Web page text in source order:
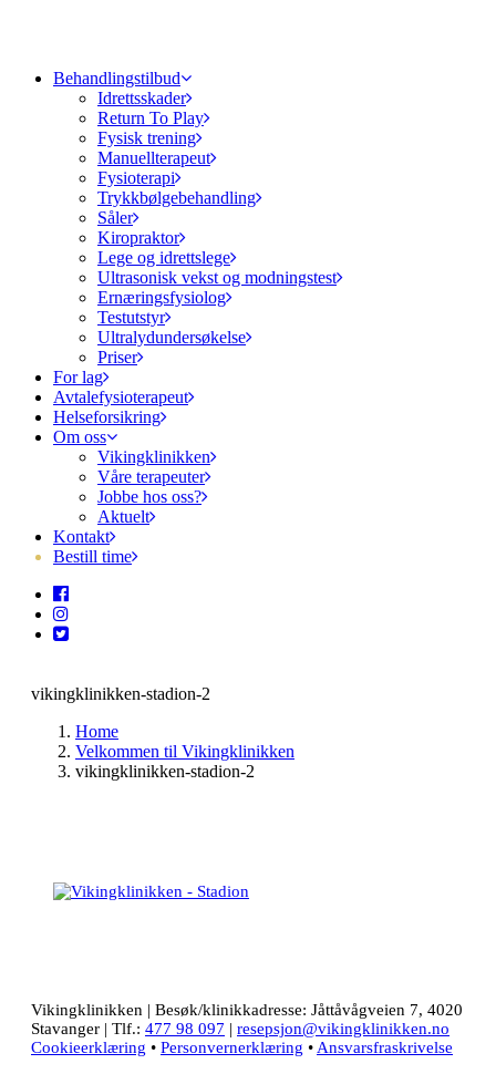
Behandlingstilbud
Idrettsskader
Return To Play
Fysisk trening
Manuellterapeut
Fysioterapi
Trykkbølgebehandling
Såler
Kiropraktor
Lege og idrettslege
Ultrasonisk vekst og modningstest
Ernæringsfysiolog
Testutstyr
Ultralydundersøkelse
Priser
For lag
Avtalefysioterapeut
Helseforsikring
Om oss
Vikingklinikken
Våre terapeuter
Jobbe hos oss?
Aktuelt
Kontakt
Bestill time
vikingklinikken-stadion-2
Home
Velkommen til Vikingklinikken
vikingklinikken-stadion-2
Vikingklinikken | Besøk/klinikkadresse: Jåttåvågveien 7, 4020
Stavanger | Tlf.: 477 98 097 | resepsjon@vikingklinikken.no
Cookieerklæring • Personvernerklæring • Ansvarsfraskrivelse